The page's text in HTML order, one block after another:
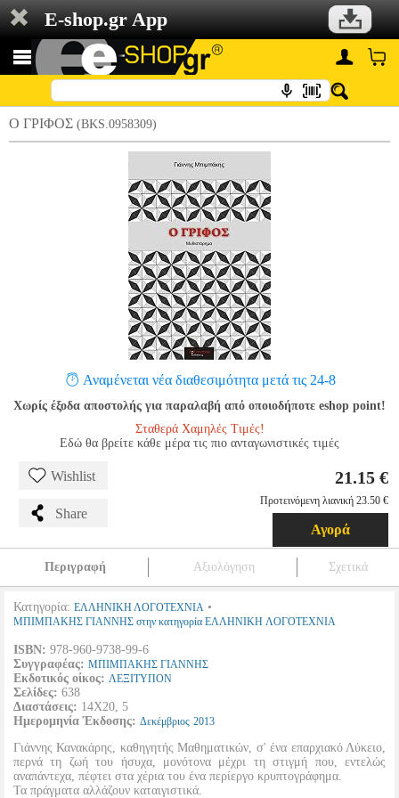
E-shop.gr App
Ο ΓΡΙΦΟΣ (BKS.0958309)
Αναμένεται νέα διαθεσιμότητα μετά τις 24-8
Χωρίς έξοδα αποστολής για παραλαβή από οποιοδήποτε eshop point!
Σταθερά Χαμηλές Τιμές!
Εδώ θα βρείτε κάθε μέρα τις πιο ανταγωνιστικές τιμές
Wishlist
Share
21.15 €
Προτεινόμενη λιανική 23.50 €
Αγορά
Περιγραφή Αξιολόγηση Σχετικά
Κατηγορία: ΕΛΛΗΝΙΚΗ ΛΟΓΟΤΕΧΝΙΑ •
ΜΠΙΜΠΑΚΗΣ ΓΙΑΝΝΗΣ στην κατηγορία ΕΛΛΗΝΙΚΗ ΛΟΓΟΤΕΧΝΙΑ
ISBN: 978-960-9738-99-6
Συγγραφέας: ΜΠΙΜΠΑΚΗΣ ΓΙΑΝΝΗΣ
Εκδοτικός οίκος: ΛΕΞΙΤΥΠΟΝ
Σελίδες: 638
Διαστάσεις: 14Χ20, 5
Ημερομηνία Έκδοσης: Δεκέμβριος 2013
Γιάννης Κανακάρης, καθηγητής Μαθηματικών, σ' ένα επαρχιακό Λύκειο,
περνά τη ζωή του ήσυχα, μονότονα μέχρι τη στιγμή που, εντελώς
αναπάντεχα, πέφτει στα χέρια του ένα περίεργο κρυπτογράφημα.
Τα πράγματα αλλάζουν καταιγιστικά.